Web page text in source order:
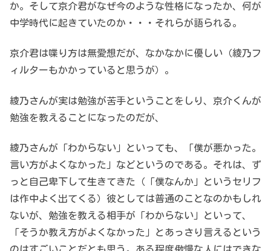
か。そして京介君がなぜ今のような性格になったか、何が
中学時代に起きていたのか・・・それらが語られる。
京介君は喋り方は無愛想だが、なかなかに優しい（綾乃フ
ィルターもかかっていると思うが）。
綾乃さんが実は勉強が苦手ということをしり、京介くんが
勉強を教えることになったのだが、
綾乃さんが「わからない」といっても、「僕が悪かった。
言い方がよくなかった」などというのである。それは、ず
っと自己卑下して生きてきた（「僕なんか」というセリフ
は作中よく出てくる）彼としては普通のことなのかもしれ
ないが、勉強を教える相手が「わからない」といって、
「そうか教え方がよくなかった」とあっさり言えるという